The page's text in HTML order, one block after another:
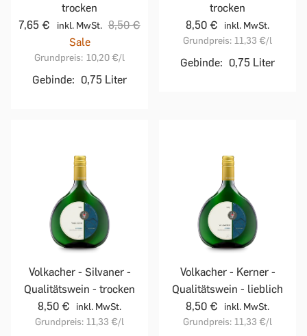
trocken
7,65 €
inkl. MwSt. 8,50 €
Sale
Grundpreis: 10,20 €/l
Gebinde: 0,75 Liter
trocken
8,50 €
inkl. MwSt.
Grundpreis: 11,33 €/l
Gebinde: 0,75 Liter
Volkacher - Silvaner -
Qualitätswein - trocken
8,50 €
inkl. MwSt.
Grundpreis: 11,33 €/l
Volkacher - Kerner -
Qualitätswein - lieblich
8,50 €
inkl. MwSt.
Grundpreis: 11,33 €/l